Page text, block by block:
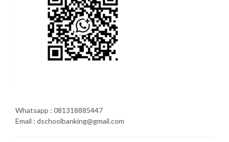
Whatsapp : 081318885447
Email : dschoolbanking@gmail.com